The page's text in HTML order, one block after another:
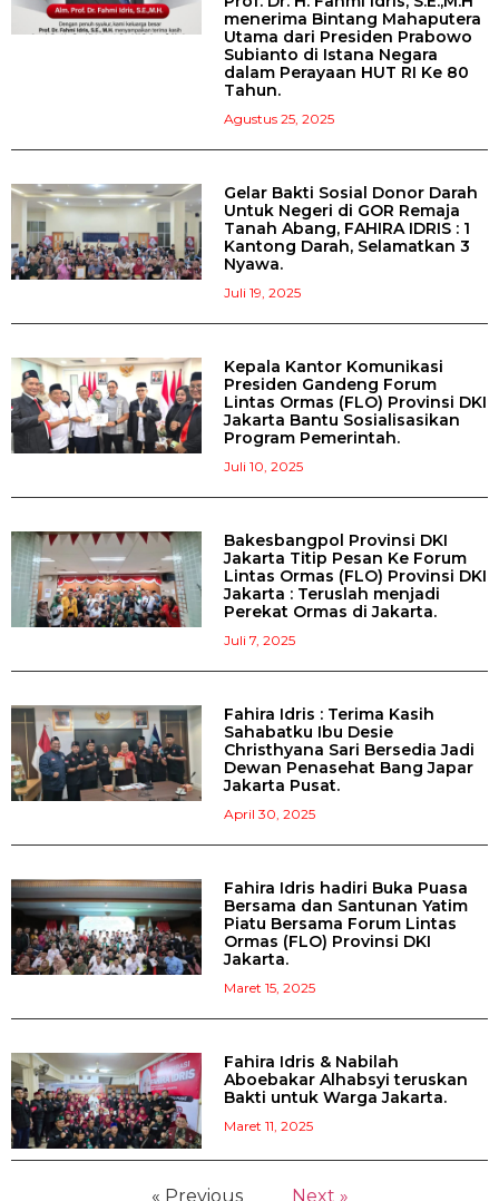
menerima Bintang Mahaputera
Utama dari Presiden Prabowo
Subianto di Istana Negara
dalam Perayaan HUT RI Ke 80
Tahun.
Agustus 25, 2025
Gelar Bakti Sosial Donor Darah
Untuk Negeri di GOR Remaja
Tanah Abang, FAHIRA IDRIS : 1
Kantong Darah, Selamatkan 3
Nyawa.
Juli 19, 2025
Kepala Kantor Komunikasi
Presiden Gandeng Forum
Lintas Ormas (FLO) Provinsi DKI
Jakarta Bantu Sosialisasikan
Program Pemerintah.
Juli 10, 2025
Bakesbangpol Provinsi DKI
Jakarta Titip Pesan Ke Forum
Lintas Ormas (FLO) Provinsi DKI
Jakarta : Teruslah menjadi
Perekat Ormas di Jakarta.
Juli 7, 2025
Fahira Idris : Terima Kasih
Sahabatku Ibu Desie
Christhyana Sari Bersedia Jadi
Dewan Penasehat Bang Japar
Jakarta Pusat.
April 30, 2025
Fahira Idris hadiri Buka Puasa
Bersama dan Santunan Yatim
Piatu Bersama Forum Lintas
Ormas (FLO) Provinsi DKI
Jakarta.
Maret 15, 2025
Fahira Idris & Nabilah
Aboebakar Alhabsyi teruskan
Bakti untuk Warga Jakarta.
Maret 11, 2025
« Previous Next »